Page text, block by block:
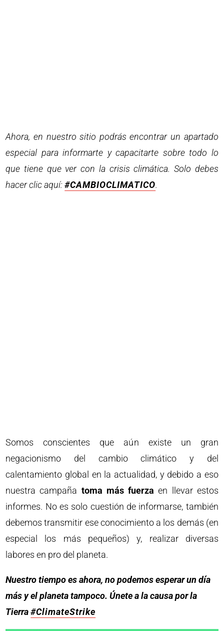
Ahora, en nuestro sitio podrás encontrar un apartado
especial para informarte y capacitarte sobre todo lo
que tiene que ver con la crisis climática. Solo debes
hacer clic aquí:#CAMBIOCLIMATICO.
Somos conscientes que aún existe un gran
negacionismo del cambio climático y del
calentamiento global en la actualidad, y debido a eso
nuestra campaña toma más fuerza en llevar estos
informes. No es solo cuestión de informarse, también
debemos transmitir ese conocimiento a los demás (en
especial los más pequeños) y, realizar diversas
labores en pro del planeta.
Nuestro tiempo es ahora, no podemos esperar un día
más y el planeta tampoco. Únete a la causa por la
Tierra#ClimateStrike